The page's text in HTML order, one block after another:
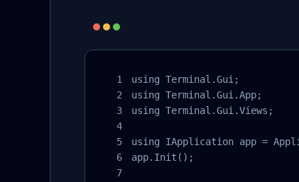
using Terminal.Gui;
using Terminal.Gui.App;
using Terminal.Gui.Views;
using IApplication app =
app.Init();